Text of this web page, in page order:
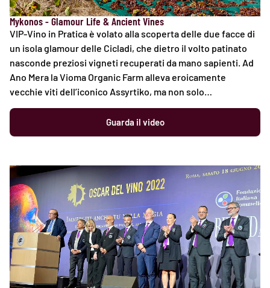
Mykonos - Glamour Life & Ancient Vines
VIP-Vino in Pratica è volato alla scoperta delle due facce di
un isola glamour delle Cicladi, che dietro il volto patinato
nasconde preziosi vigneti recuperati da mano sapienti. Ad
Ano Mera la Vioma Organic Farm alleva eroicamente
vecchie viti dell’iconico Assyrtiko, ma non solo…
Guarda il video